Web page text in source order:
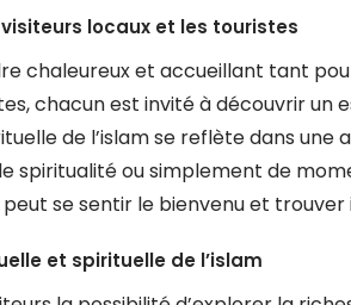
locaux et les touristes
chaleureux et accueillant tant
chacun est invité à découvrir un
de l’islam se reflète dans une
spiritualité ou simplement de
se sentir le bienvenu et
et spirituelle de l’islam